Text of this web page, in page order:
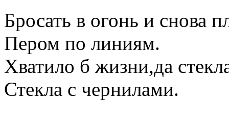
Бросать в огонь и снова
Пером по линиям.
Хватило б жизни,да
Стекла с чернилами.